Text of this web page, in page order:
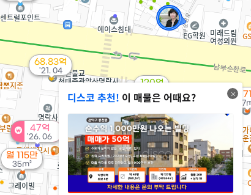
26m²
1.05억
25m²
월 60만
25m²
월 67만
28m²
월
월 63만
34m²
47억
'26. 06
월 115만
35m²
120억
68.83억
'21. 04
디스코 추천! 이 매물은 어때요?